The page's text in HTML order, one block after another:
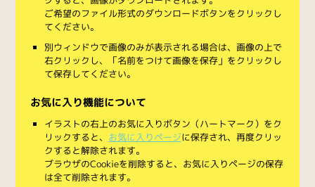
ご希望のファイル形式のダウンロードボタンをクリックし
てください。
別ウィンドウで画像のみが表示される場合は、画像の上で
右クリックし、「名前をつけて画像を保存」をクリックし
て保存してください。
お気に入り機能について
イラストの右上のお気に入りボタン（ハートマーク）をク
リックすると、 お気に入りページに保存され、再度クリッ
クすると解除されます。
ブラウザのCookieを削除すると、お気に入りページの保存
は全て削除されます。